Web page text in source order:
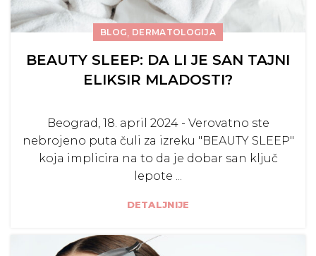
BLOG, DERMATOLOGIJA
BEAUTY SLEEP: DA LI JE SAN TAJNI
ELIKSIR MLADOSTI?
Beograd, 18. april 2024 - Verovatno ste
nebrojeno puta čuli za izreku "BEAUTY SLEEP"
koja implicira na to da je dobar san ključ
lepote ...
DETALJNIJE